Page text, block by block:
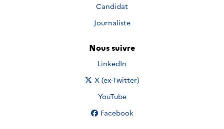
Candidat
Journaliste
Nous suivre
Nous suivre sur
LinkedIn
Nous suivre sur
X (ex-Twitter)
Nous suivre sur
YouTube
Nous suivre sur
Facebook